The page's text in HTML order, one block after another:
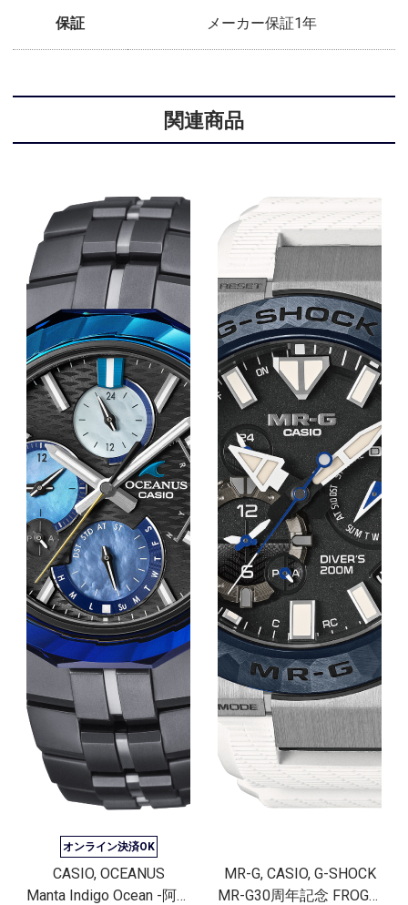
保証 メーカー保証1年
関連商品
オンライン決済OK
CASIO, OCEANUS
Manta Indigo Ocean -阿波藍-
MR-G, CASIO, G-SHOCK
MR-G30周年記念 FROGMAN[完売]